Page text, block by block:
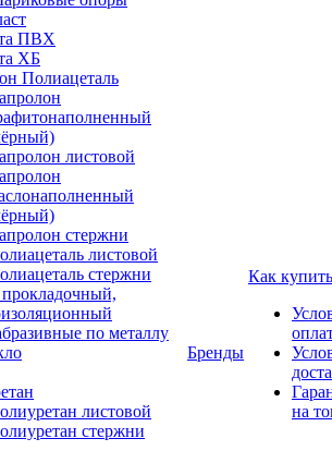
ПВХ
ХБ
Полиацеталь
листовой
стержни
листовой
стержни
по металлу
листовой
стержни
Бренды
Как купить
на